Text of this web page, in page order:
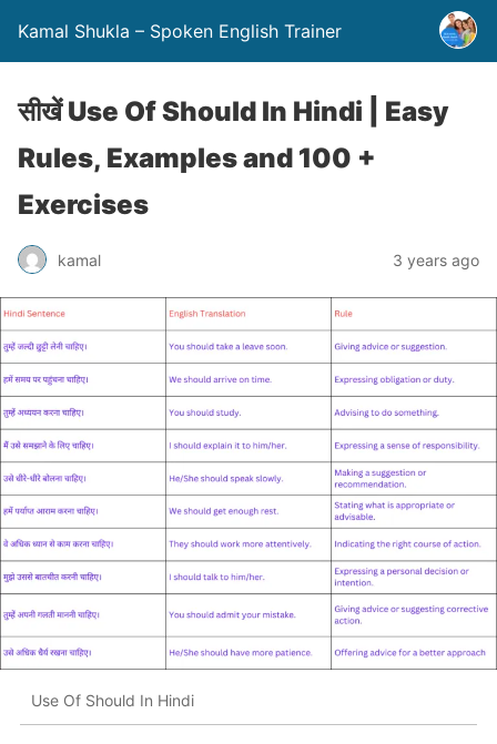
Kamal Shukla – Spoken English Trainer
सीखें Use Of Should In Hindi | Easy
Rules, Examples and 100 +
Exercises
kamal 3 years ago
Use Of Should In Hindi